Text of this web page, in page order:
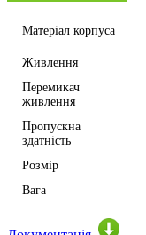
Матеріал корпуса
Живлення
Перемикач
живлення
Пропускна
здатність
Розмір
Вага